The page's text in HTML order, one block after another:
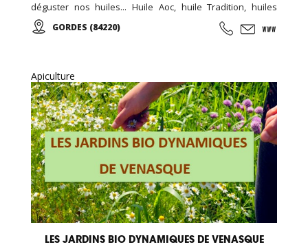
déguster nos huiles... Huile Aoc, huile Tradition, huiles
aromatisées, olives, tapenades et artisanat de qualité.
GORDES (84220)
Apiculture
LES JARDINS BIO DYNAMIQUES DE VENASQUE